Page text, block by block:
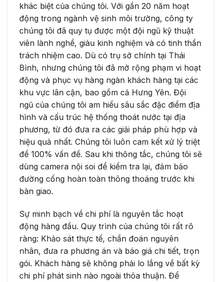
khác biệt của chúng tôi. Với gần 20 năm hoạt
động trong ngành vệ sinh môi trường, công ty
chúng tôi đã quy tụ được một đội ngũ kỹ thuật
viên lành nghề, giàu kinh nghiệm và có tinh thần
trách nhiệm cao. Dù có trụ sở chính tại Thái
Bình, nhưng chúng tôi đã mở rộng phạm vi hoạt
động và phục vụ hàng ngàn khách hàng tại các
khu vực lân cận, bao gồm cả Hưng Yên. Đội
ngũ của chúng tôi am hiểu sâu sắc đặc điểm địa
hình và cấu trúc hệ thống thoát nước tại địa
phương, từ đó đưa ra các giải pháp phù hợp và
hiệu quả nhất. Chúng tôi luôn cam kết xử lý triệt
để 100% vấn đề. Sau khi thông tắc, chúng tôi sẽ
dùng camera nội soi để kiểm tra lại, đảm bảo
đường cống hoàn toàn thông thoáng trước khi
bàn giao.
Sự minh bạch về chi phí là nguyên tắc hoạt
động hàng đầu. Quy trình của chúng tôi rất rõ
ràng: Khảo sát thực tế, chẩn đoán nguyên
nhân, đưa ra phương án và báo giá chi tiết, trọn
gói. Khách hàng sẽ không phải lo lắng về bất kỳ
chi phí phát sinh nào ngoài thỏa thuận. Để